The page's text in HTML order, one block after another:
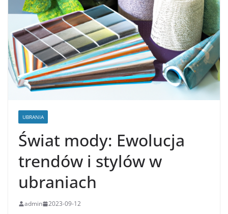
UBRANIA
Świat mody: Ewolucja
trendów i stylów w
ubraniach
admin 2023-09-12